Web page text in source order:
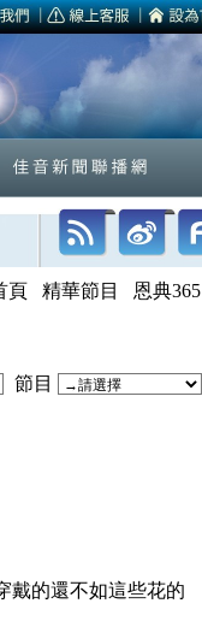
頁 精華節目 恩典365
節目
戴的還不如這些花的